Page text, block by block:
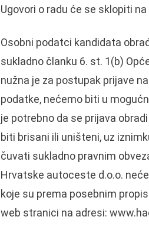
Ugovori o radu će se sklopiti
Osobni podatci kandidata
sukladno članku 6. st. 1(b)
nužna je za postupak prijave
podatke, nećemo biti u
je potrebno da se prijava
biti brisani ili uništeni, uz
čuvati sukladno pravnim
Hrvatske autoceste d.o.o.
koje su prema posebnim
web stranici na adresi: